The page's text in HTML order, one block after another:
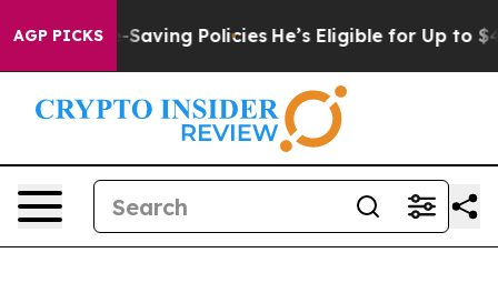
AGP PICKS
Life-Saving Policies He’s Eligible for Up to